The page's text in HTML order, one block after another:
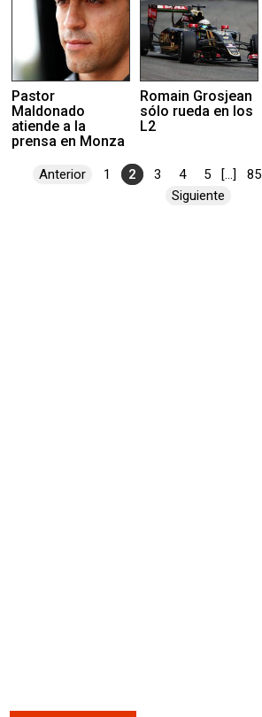
Pastor
Maldonado
atiende a la
prensa en Monza
Romain Grosjean
sólo rueda en los
L2
Anterior 1 2 3 4 5 [...] 85
Siguiente